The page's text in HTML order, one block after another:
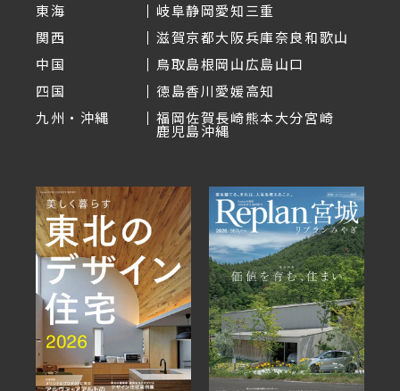
東海
岐阜静岡愛知三重
関西
滋賀京都大阪兵庫奈良和歌山
中国
鳥取島根岡山広島山口
四国
徳島香川愛媛高知
九州・沖縄
福岡佐賀長崎熊本大分宮崎
鹿児島沖縄